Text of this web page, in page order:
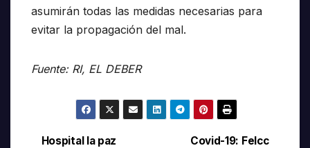
asumirán todas las medidas necesarias para
evitar la propagación del mal.
Fuente: RI, EL DEBER
Covid-19: Felcc
Hospital la paz